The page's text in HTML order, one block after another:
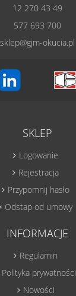
12 270 43 49
577 693 700
sklep@gjm-okucia.pl
SKLEP
Logowanie
Rejestracja
Przypomnij hasło
Odstap od umowy
INFORMACJE
Regulamin
Polityka prywatności
Nowości